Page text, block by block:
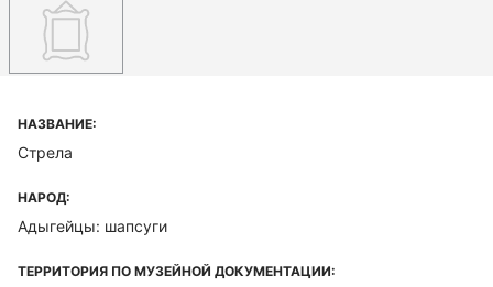
НАЗВАНИЕ:
Стрела
НАРОД:
Адыгейцы: шапсуги
ТЕРРИТОРИЯ ПО МУЗЕЙНОЙ ДОКУМЕНТАЦИИ: